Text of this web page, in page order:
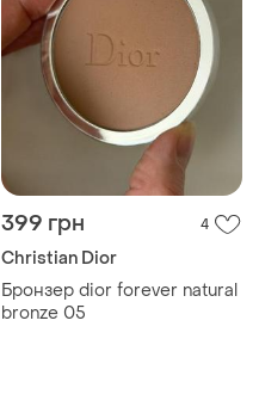
399 грн 4
Christian Dior
Бронзер dior forever natural
bronze 05